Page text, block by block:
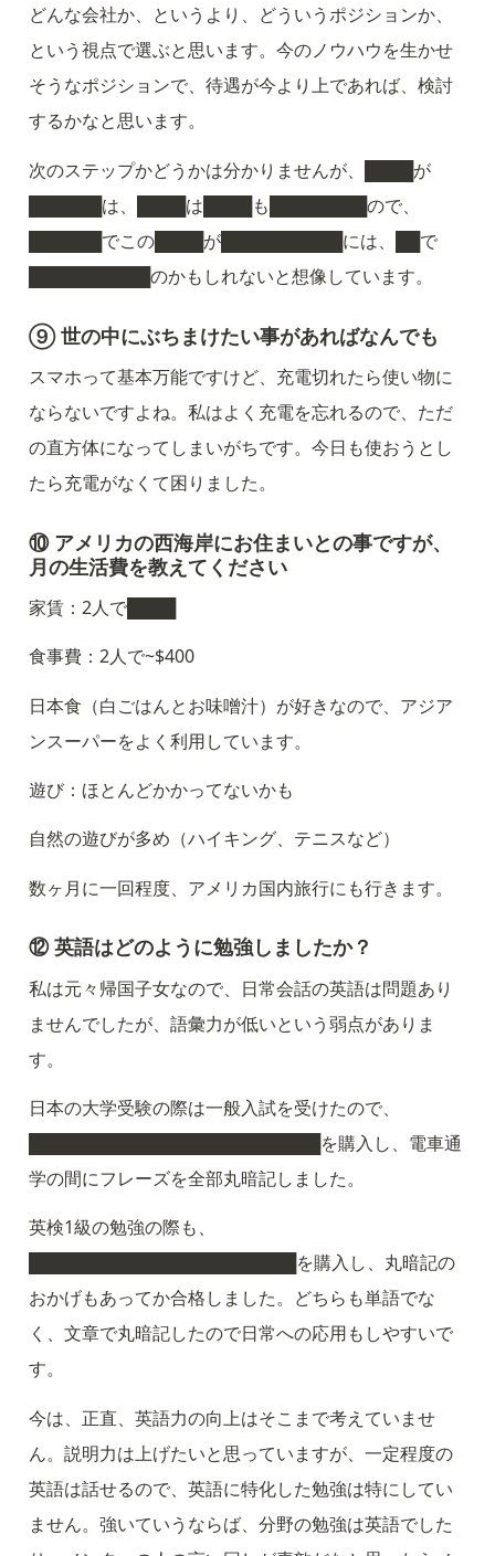
どんな会社か、というより、どういうポジションか、
という視点で選ぶと思います。今のノウハウを生かせ
そうなポジションで、待遇が今より上であれば、検討
するかなと思います。
次のステップかどうかは分かりませんが、████が
██████は、████は████も████████ので、
██████でこの████が██████████には、██で
██████████のかもしれないと想像しています。
⑨ 世の中にぶちまけたい事があればなんでも
スマホって基本万能ですけど、充電切れたら使い物に
ならないですよね。私はよく充電を忘れるので、ただ
の直方体になってしまいがちです。今日も使おうとし
たら充電がなくて困りました。
⑩ アメリカの西海岸にお住まいとの事ですが、
月の生活費を教えてください
家賃：2人で████
食事費：2人で~$400
日本食（白ごはんとお味噌汁）が好きなので、アジア
ンスーパーをよく利用しています。
遊び：ほとんどかかってないかも
自然の遊びが多め（ハイキング、テニスなど）
数ヶ月に一回程度、アメリカ国内旅行にも行きます。
⑫ 英語はどのように勉強しましたか？
私は元々帰国子女なので、日常会話の英語は問題あり
ませんでしたが、語彙力が低いという弱点がありま
す。
日本の大学受験の際は一般入試を受けたので、
████████████████████████を購入し、電車通
学の間にフレーズを全部丸暗記しました。
英検1級の勉強の際も、
██████████████████████を購入し、丸暗記の
おかげもあってか合格しました。どちらも単語でな
く、文章で丸暗記したので日常への応用もしやすいで
す。
今は、正直、英語力の向上はそこまで考えていませ
ん。説明力は上げたいと思っていますが、一定程度の
英語は話せるので、英語に特化した勉強は特にしてい
ません。強いていうならば、分野の勉強は英語でした